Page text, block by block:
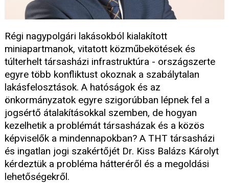
Régi nagypolgári lakásokból kialakított
miniapartmanok, vitatott közműbekötések és
túlterhelt társasházi infrastruktúra - országszerte
egyre több konfliktust okoznak a szabálytalan
lakásfelosztások. A hatóságok és az
önkormányzatok egyre szigorúbban lépnek fel a
jogsértő átalakításokkal szemben, de hogyan
kezelhetik a problémát társasházak és a közös
képviselők a mindennapokban? A THT társasházi
és ingatlan jogi szakértőjét Dr. Kiss Balázs Károlyt
kérdeztük a probléma hátteréről és a megoldási
lehetőségekről.